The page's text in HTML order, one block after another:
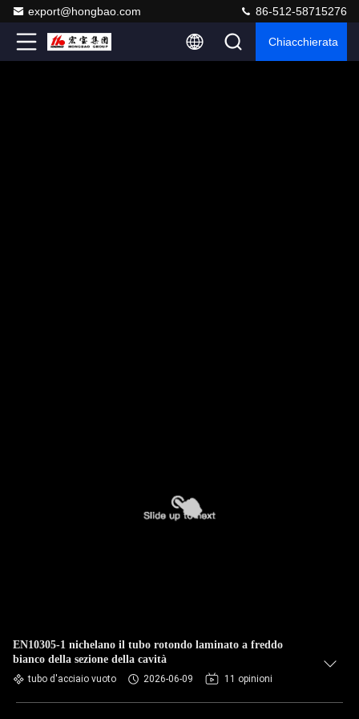
export@hongbao.com 86-512-58715276
Chiacchierata
EN10305-1 nichelano il tubo rotondo laminato a freddo
bianco della sezione della cavità
tubo d'acciaio vuoto 2026-06-09 11 opinioni